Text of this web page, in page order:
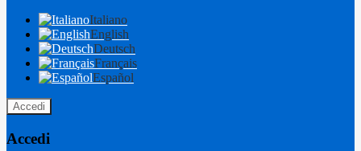
Italiano
English
Deutsch
Français
Español
Accedi
Accedi